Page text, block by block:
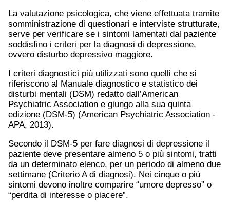
La valutazione psicologica, che viene effettuata tramite
somministrazione di questionari e interviste strutturate,
serve per verificare se i sintomi lamentati dal paziente
soddisfino i criteri per la diagnosi di depressione,
ovvero disturbo depressivo maggiore.
I criteri diagnostici più utilizzati sono quelli che si
riferiscono al Manuale diagnostico e statistico dei
disturbi mentali (DSM) redatto dall’American
Psychiatric Association e giungo alla sua quinta
edizione (DSM-5) (American Psychiatric Association -
APA, 2013).
Secondo il DSM-5 per fare diagnosi di depressione il
paziente deve presentare almeno 5 o più sintomi, tratti
da un determinato elenco, per un periodo di almeno due
settimane (Criterio A di diagnosi). Nei cinque o più
sintomi devono inoltre comparire “umore depresso” o
“perdita di interesse o piacere”.